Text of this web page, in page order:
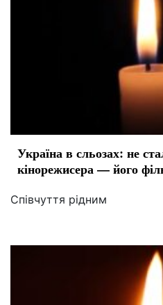
Україна в сльозах: не
кінорежисера — його
Співчуття рідним